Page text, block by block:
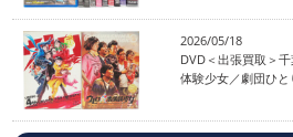
2026/05/18
DVD＜出張買取＞
体験少女／劇団ひと